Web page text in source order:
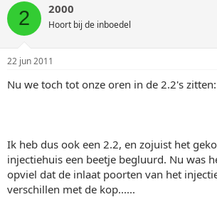
2 2000
Hoort bij de inboedel
22 jun 2011
Nu we toch tot onze oren in de 2.2's zitten:
Ik heb dus ook een 2.2, en zojuist het
injectiehuis een beetje begluurd. Nu was
opviel dat de inlaat poorten van het
verschillen met de kop......